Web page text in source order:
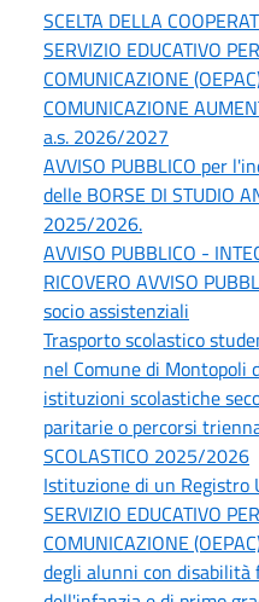
SCELTA DELLA
SERVIZIO EDUCATIVO
COMUNICAZIONE
COMUNICAZIONE
a.s. 2026/2027
AVVISO PUBBLICO per
delle BORSE DI STUDIO
2025/2026.
AVVISO PUBBLICO -
RICOVERO AVVISO
socio assistenziali
Trasporto scolastico
nel Comune di Montopoli
istituzioni scolastiche
paritarie o percorsi
SCOLASTICO 2025/2026
Istituzione di un Registro
SERVIZIO EDUCATIVO
COMUNICAZIONE
degli alunni con